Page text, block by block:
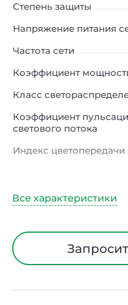
Степень защиты
Напряжение питания
Частота сети
Коэффициент
Класс
Коэффициент
светового потока
Индекс цветопередачи
Угол рассеивания
Диапазон рабочих
температур